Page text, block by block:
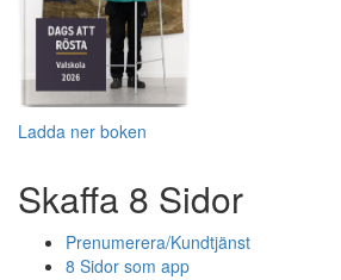
Ladda ner boken
Skaffa 8 Sidor
Prenumerera/Kundtjänst
8 Sidor som app